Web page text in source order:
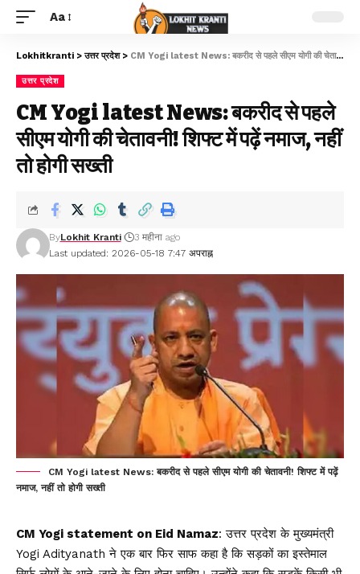
Aa
Lokhitkranti >उत्तर प्रदेश> CM Yogi latest News: बकरीद से पहले सीएम योगी की चेतावनी! शिफ्ट में पढ़ें नमाज, नहीं तो होगी सख्ती
उत्तर प्रदेश
CM Yogi latest News: बकरीद से पहले
सीएम योगी की चेतावनी! शिफ्ट में पढ़ें नमाज, नहीं
तो होगी सख्ती
Last updated: 2026-05-18 7:47 अपराह्न
ByLokhit Kranti 3 महीना ago
CM Yogi latest News: बकरीद से पहले सीएम योगी की चेतावनी! शिफ्ट में पढ़ें
नमाज, नहीं तो होगी सख्ती
CM Yogi statement on Eid Namaz: उत्तर प्रदेश केमुख्यमंत्री
Yogi Adityanath ने एक बार फिर साफ कहा है कि सड़कों का इस्तेमाल